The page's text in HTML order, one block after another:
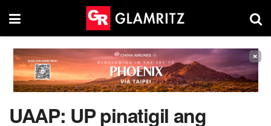
×
UAAP: UP pinatigil ang